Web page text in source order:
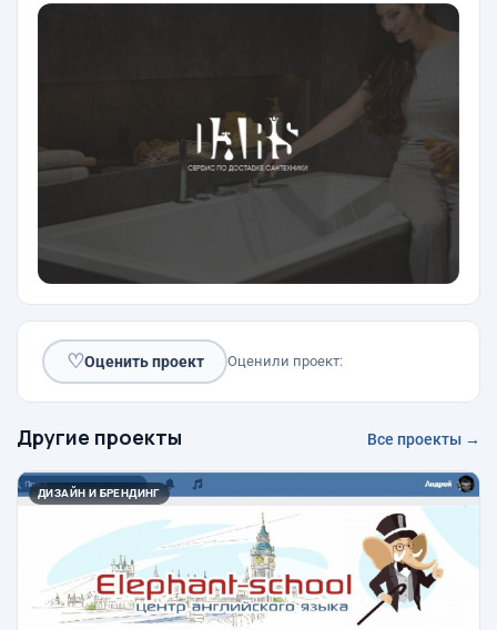
♡Оценить проект Оценили проект:
Другие проекты Все проекты →
ДИЗАЙН И БРЕНДИНГ